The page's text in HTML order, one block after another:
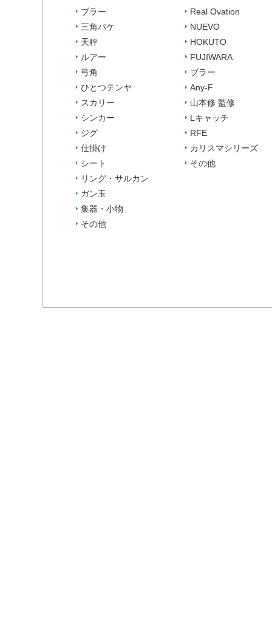
ブラー
三角バケ
天秤
ルアー
弓角
ひとつテンヤ
スカリー
シンカー
ジグ
仕掛け
シート
リング・サルカン
ガン玉
集器・小物
その他
Real Ovation
NUEVO
HOKUTO
FUJIWARA
ブラー
Any-F
山本修 監修
Lキャッチ
RFE
カリスマシリーズ
その他